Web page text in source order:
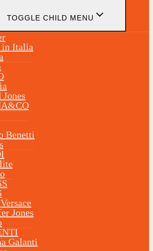
TOGGLE CHILD MENU
in Italia
Benetti
Jones
Galanti